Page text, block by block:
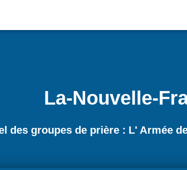
La-Nouvelle-
des groupes de prière : L' Armée